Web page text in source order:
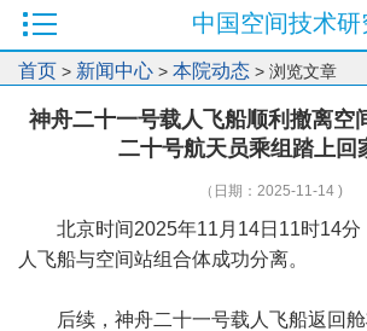
中国空间技术研
首页 > 新闻中心 > 本院动态 > 浏览文章
神舟二十一号载人飞船顺利撤离空
二十号航天员乘组踏上回
（日期：2025-11-14 )
北京时间2025年11月14日11时14分
人飞船与空间站组合体成功分离。
后续，神舟二十一号载人飞船返回